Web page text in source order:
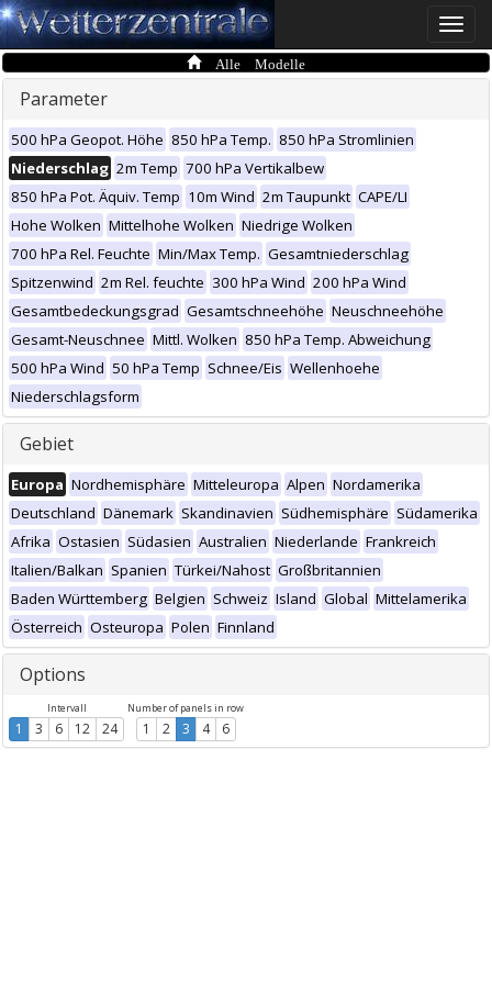
Toggle
Alle Modelle
Parameter
500 hPa Geopot. Höhe 850 hPa Temp. 850 hPa Stromlinien
Niederschlag 2m Temp 700 hPa Vertikalbew
850 hPa Pot. Äquiv. Temp 10m Wind 2m Taupunkt CAPE/LI
Hohe Wolken Mittelhohe Wolken Niedrige Wolken
700 hPa Rel. Feuchte Min/Max Temp. Gesamtniederschlag
Spitzenwind 2m Rel. feuchte 300 hPa Wind 200 hPa Wind
Gesamtbedeckungsgrad Gesamtschneehöhe Neuschneehöhe
Gesamt-Neuschnee Mittl. Wolken 850 hPa Temp. Abweichung
500 hPa Wind 50 hPa Temp Schnee/Eis Wellenhoehe
Niederschlagsform
Gebiet
Europa Nordhemisphäre Mitteleuropa Alpen Nordamerika
Deutschland Dänemark Skandinavien Südhemisphäre Südamerika
Afrika Ostasien Südasien Australien Niederlande Frankreich
Italien/Balkan Spanien Türkei/Nahost Großbritannien
Baden Württemberg Belgien Schweiz Island Global Mittelamerika
Österreich Osteuropa Polen Finnland
Options
Intervall
1 3 6 12 24
Number of panels in row
1 2 3 4 6